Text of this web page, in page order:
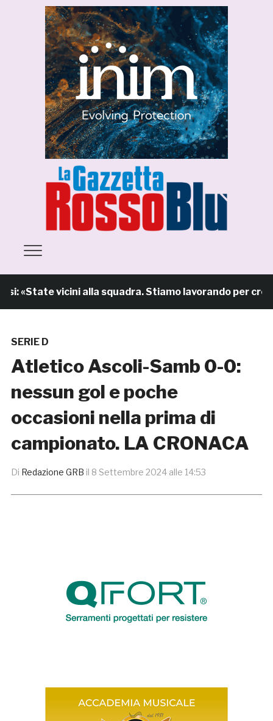
vicini alla squadra. Stiamo lavorando per
SERIE D
Atletico Ascoli-Samb 0-0:
nessun gol e poche
occasioni nella prima di
campionato. LA CRONACA
Di Redazione GRB il 8 Settembre 2024 alle 14:53